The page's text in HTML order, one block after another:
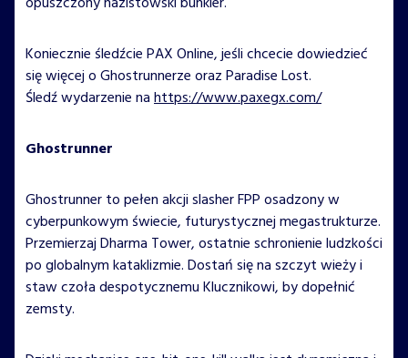
Koniecznie śledźcie PAX Online, jeśli chcecie dowiedzieć
się więcej o Ghostrunnerze oraz Paradise Lost.
Śledź wydarzenie nahttps://www.paxegx.com/
Ghostrunner
Ghostrunner to pełen akcji slasher FPP osadzony w
cyberpunkowym świecie, futurystycznej megastrukturze.
Przemierzaj Dharma Tower, ostatnie schronienie ludzkości
po globalnym kataklizmie. Dostań się na szczyt wieży i
staw czoła despotycznemu Klucznikowi, by dopełnić
zemsty.